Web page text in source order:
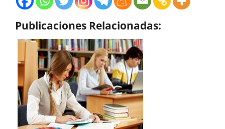
Publicaciones Relacionadas: